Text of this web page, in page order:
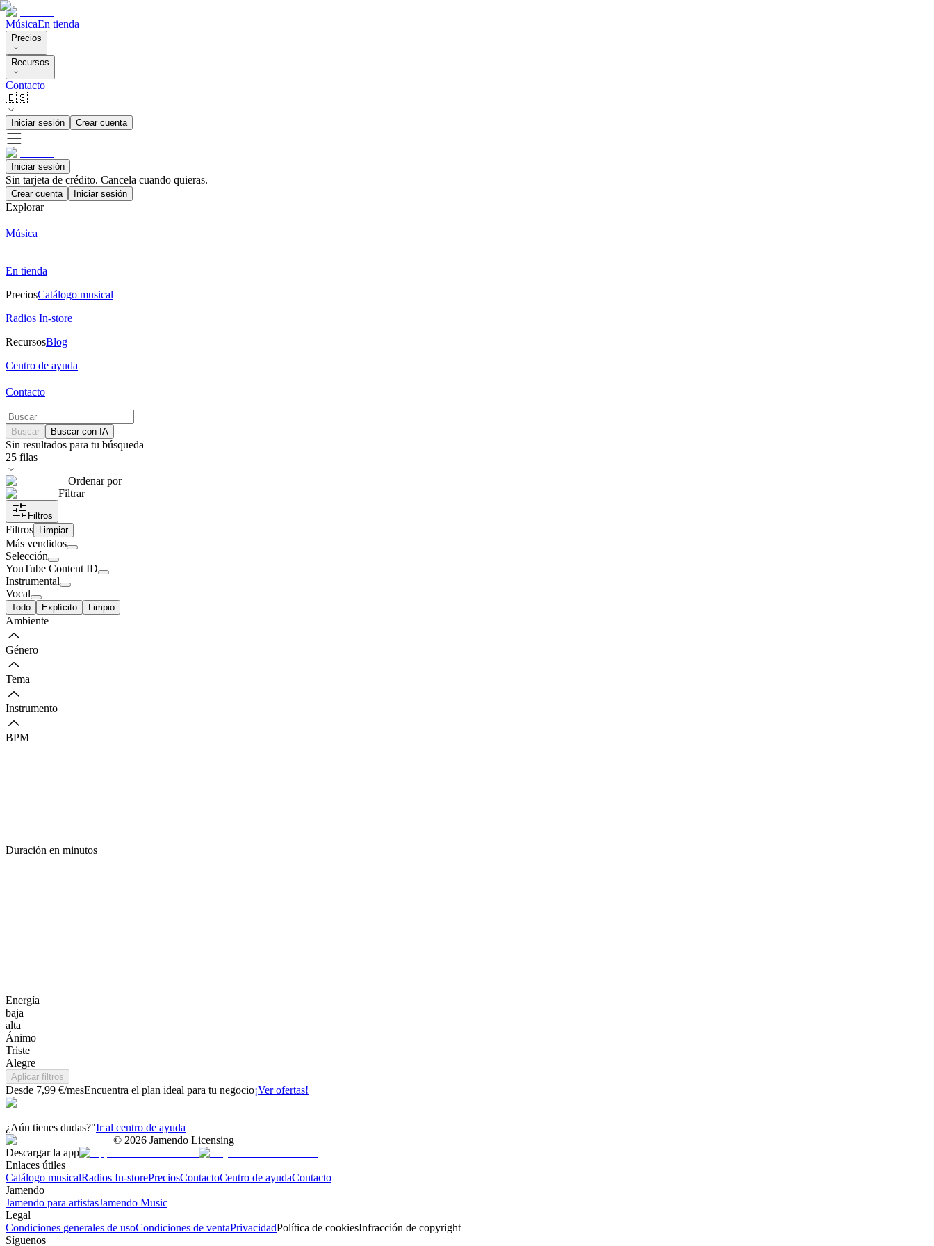
MúsicaEn tienda
Precios
Recursos
Contacto
🇪🇸
Iniciar sesión Crear cuenta
Iniciar sesión
Sin tarjeta de crédito. Cancela cuando quieras.
Crear cuenta Iniciar sesión
Explorar
Música
En tienda
PreciosCatálogo musical
Radios In-store
RecursosBlog
Centro de ayuda
Contacto
Buscar Buscar con IA
Sin resultados para tu búsqueda
25 filas
Ordenar por
Filtrar
Filtros
Filtros Limpiar
Más vendidos
Selección
YouTube Content ID
Instrumental
Vocal
Todo Explícito Limpio
Ambiente
Género
Tema
Instrumento
BPM
Duración en minutos
Energía
baja
alta
Ánimo
Triste
Alegre
Aplicar filtros
Desde 7,99 €/mesEncuentra el plan ideal para tu negocio¡Ver ofertas!
¿Aún tienes dudas?"Ir al centro de ayuda
© 2026 Jamendo Licensing
Descargar la app
Enlaces útiles
Catálogo musicalRadios In-storePreciosContactoCentro de ayudaContacto
Jamendo
Jamendo para artistasJamendo Music
Legal
Condiciones generales de usoCondiciones de ventaPrivacidadPolítica de cookiesInfracción de copyright
Síguenos